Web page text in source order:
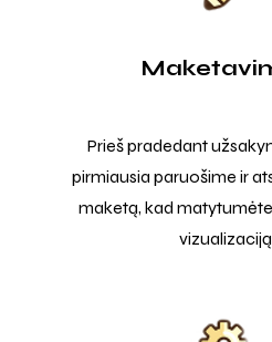
Prieš pradedant
pirmiausia paruošime ir
maketą, kad
vizualizaciją